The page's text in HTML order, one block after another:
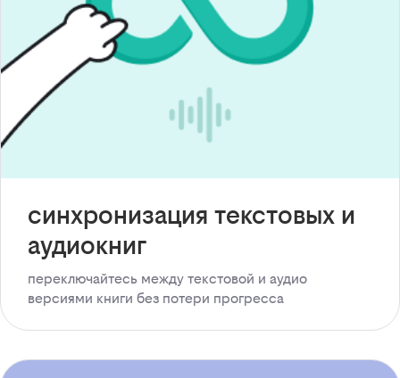
синхронизация текстовых и
аудиокниг
переключайтесь между текстовой и аудио
версиями книги без потери прогресса